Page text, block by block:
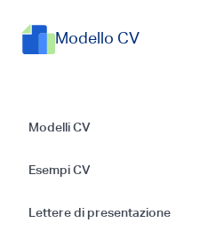
Modello CV
Modelli CV
Esempi CV
Lettere di presentazione
Esempi di
Tirocinante
Assistenza